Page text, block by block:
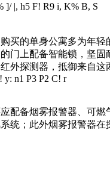
]/ |, h5 F! R9 i, K% B, S
购买的单身公寓多为年
门上配备智能锁，坚
外探测器，抵御来自这
y: n1 P3 P2 C! r
配备烟雾报警器、可
统；此外烟雾报警器在